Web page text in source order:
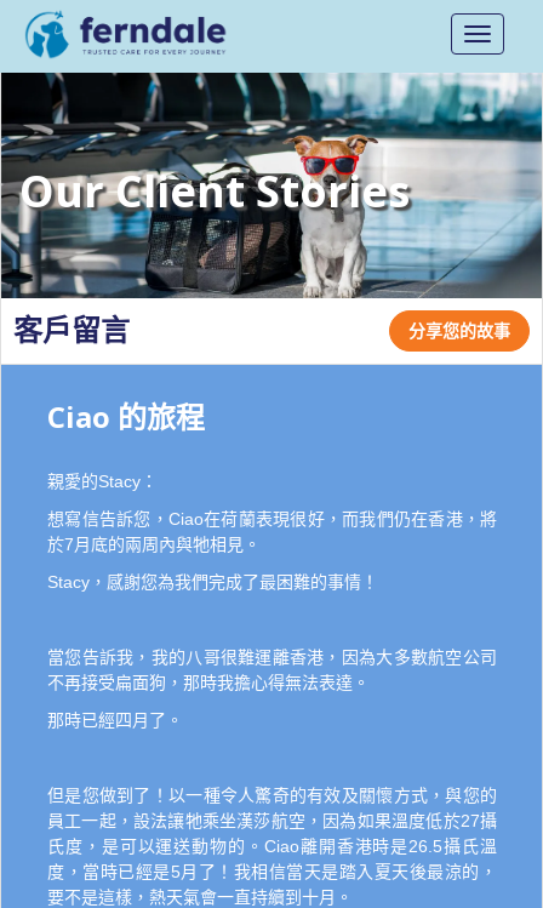
Toggle
Our Client Stories
客戶留言 分享您的故事
Ciao 的旅程
親愛的Stacy：
想寫信告訴您，Ciao在荷蘭表現很好，而我們仍在香港，將
於7月底的兩周內與牠相見。
Stacy，感謝您為我們完成了最困難的事情！
當您告訴我，我的八哥很難運離香港，因為大多數航空公司
不再接受扁面狗，那時我擔心得無法表達。
那時已經四月了。
但是您做到了！以一種令人驚奇的有效及關懷方式，與您的
員工一起，設法讓牠乘坐漢莎航空，因為如果溫度低於27攝
氏度，是可以運送動物的。Ciao離開香港時是26.5攝氏溫
度，當時已經是5月了！我相信當天是踏入夏天後最涼的，
要不是這樣，熱天氣會一直持續到十月。